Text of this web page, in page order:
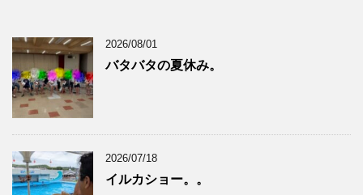
2026/08/01
バタバタの夏休み。
2026/07/18
イルカショー。。